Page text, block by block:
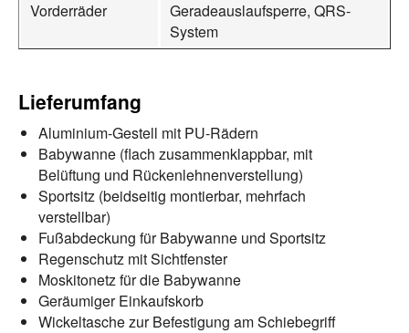
Vorderräder
Geradeauslaufsperre, QRS-
System
Lieferumfang
Aluminium-Gestell mit PU-Rädern
Babywanne (flach zusammenklappbar, mit
Belüftung und Rückenlehnenverstellung)
Sportsitz (beidseitig montierbar, mehrfach
verstellbar)
Fußabdeckung für Babywanne und Sportsitz
Regenschutz mit Sichtfenster
Moskitonetz für die Babywanne
Geräumiger Einkaufskorb
Wickeltasche zur Befestigung am Schiebegriff